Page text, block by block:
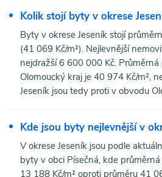
Kolik stojí byty v okrese
Byty v okrese Jeseník stojí
(41 069 Kč/m²). Nejlevnější
nejdražší 6 600 000 Kč.
Olomoucký kraj je 40 974 Kč/m²,
Jeseník jsou tedy proti v obvodu
Kde jsou byty nejlevnější v
V okrese Jeseník jsou podle
byty v obci Písečná, kde
13 188 Kč/m² oproti průměru 41